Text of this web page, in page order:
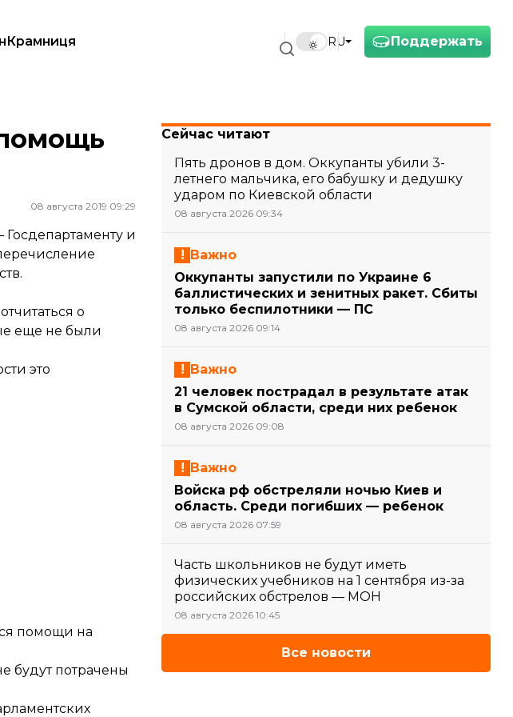
Поддержать
RU
Крамниця
08 августа 2019 09:29
и
о
еще не были
это
помощи на
будут потрачены
Сейчас читают
Пять дронов в дом. Оккупанты убили 3-
летнего мальчика, его бабушку и дедушку
ударом по Киевской области
08 августа 2026 09:34
Важно
Оккупанты запустили по Украине 6
баллистических и зенитных ракет. Сбиты
только беспилотники — ПС
08 августа 2026 09:14
Важно
21 человек пострадал в результате атак
в Сумской области, среди них ребенок
08 августа 2026 09:08
Важно
Войска рф обстреляли ночью Киев и
область. Среди погибших — ребенок
08 августа 2026 07:59
Часть школьников не будут иметь
физических учебников на 1 сентября из-за
российских обстрелов — МОН
08 августа 2026 10:45
Все новости